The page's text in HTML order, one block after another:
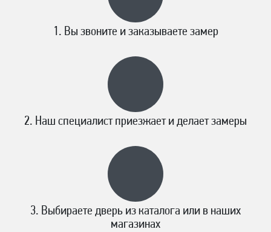
Вы звоните и заказываете замер
Наш специалист приезжает и делает замеры
Выбираете дверь из каталога или в наших
магазинах